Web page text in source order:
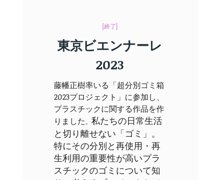
[終了]
東京ビエンナーレ
2023
藤幡正樹率いる「超分別ゴミ箱
2023プロジェクト」に参加し、
プラスチックに関する作品を作
りました 。 私たちの日常生活
と切り離せない「ゴミ」。
特にその分別と再使用・再
生利用の重要性が高いプラ
スチックのゴミについて知